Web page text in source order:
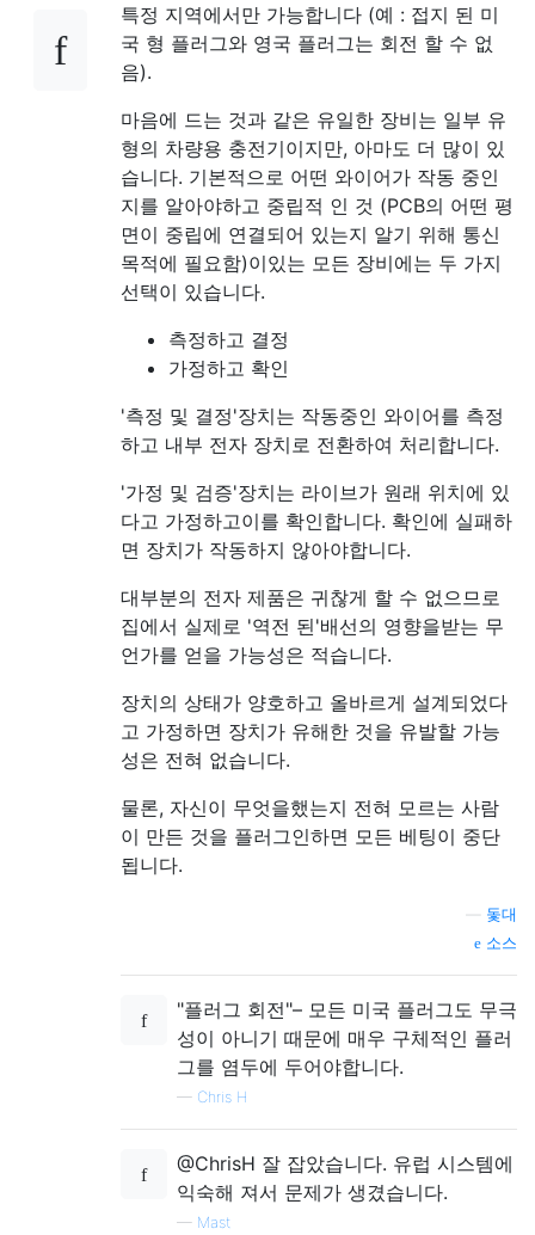
특정 지역에서만 가능합니다 (예 : 접지 된 미
국 형 플러그와 영국 플러그는 회전 할 수 없
음).
마음에 드는 것과 같은 유일한 장비는 일부 유
형의 차량용 충전기이지만, 아마도 더 많이 있
습니다. 기본적으로 어떤 와이어가 작동 중인
지를 알아야하고 중립적 인 것 (PCB의 어떤 평
면이 중립에 연결되어 있는지 알기 위해 통신
목적에 필요함)이있는 모든 장비에는 두 가지
선택이 있습니다.
측정하고 결정
가정하고 확인
'측정 및 결정'장치는 작동중인 와이어를 측정
하고 내부 전자 장치로 전환하여 처리합니다.
'가정 및 검증'장치는 라이브가 원래 위치에 있
다고 가정하고이를 확인합니다. 확인에 실패하
면 장치가 작동하지 않아야합니다.
대부분의 전자 제품은 귀찮게 할 수 없으므로
집에서 실제로 '역전 된'배선의 영향을받는 무
언가를 얻을 가능성은 적습니다.
장치의 상태가 양호하고 올바르게 설계되었다
고 가정하면 장치가 유해한 것을 유발할 가능
성은 전혀 없습니다.
물론, 자신이 무엇을했는지 전혀 모르는 사람
이 만든 것을 플러그인하면 모든 베팅이 중단
됩니다.
돛대
소스
"플러그 회전"– 모든 미국 플러그도 무극
성이 아니기 때문에 매우 구체적인 플러
그를 염두에 두어야합니다.
— Chris H
@ChrisH 잘 잡았습니다. 유럽 시스템에
익숙해 져서 문제가 생겼습니다.
— Mast